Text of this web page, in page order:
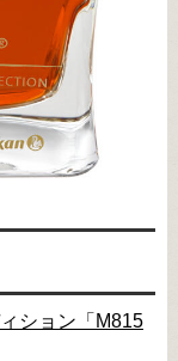
ション「M815